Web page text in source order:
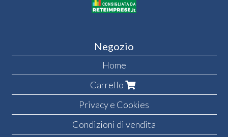
Negozio
Home
Carrello
Privacy e Cookies
Condizioni di vendita